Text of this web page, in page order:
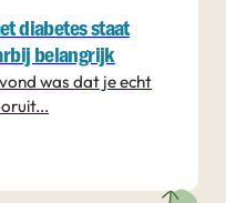
diabetes staat
belangrijk
was dat je echt